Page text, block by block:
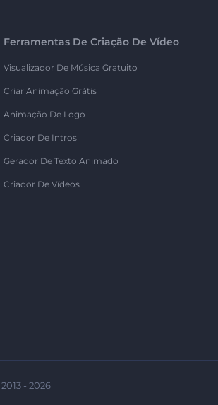
Ferramentas De Criação De Vídeo
Visualizador De Música Gratuito
Criar Animação Grátis
Animação De Logo
Criador De Intros
Gerador De Texto Animado
Criador De Vídeos
- 2026